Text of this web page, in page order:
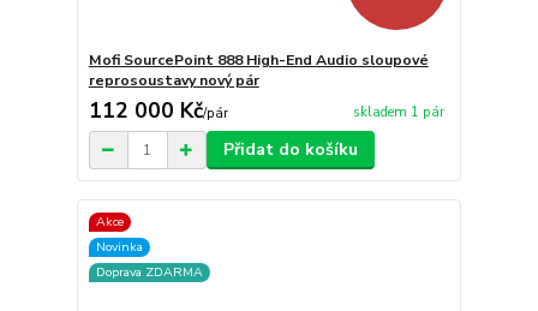
Mofi SourcePoint 888 High-End Audio sloupové
reprosoustavy nový pár
112 000 Kč/pár skladem 1 pár
Přidat do košíku
Akce
Novinka
Doprava ZDARMA